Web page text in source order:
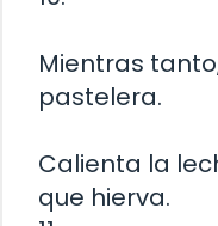
Mientras
pastelera.
Calienta la
que hierva.